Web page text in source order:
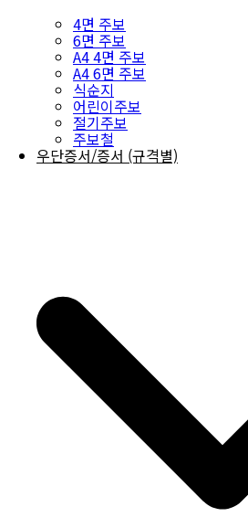
4면 주보
6면 주보
A4 4면 주보
A4 6면 주보
식순지
어린이주보
절기주보
주보철
우단증서/증서 (규격별)